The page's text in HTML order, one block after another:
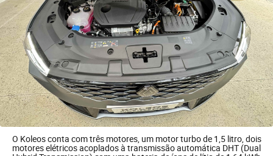
O Koleos conta com três motores, um motor turbo de 1,5 litro, dois
motores elétricos acoplados à transmissão automática DHT (Dual